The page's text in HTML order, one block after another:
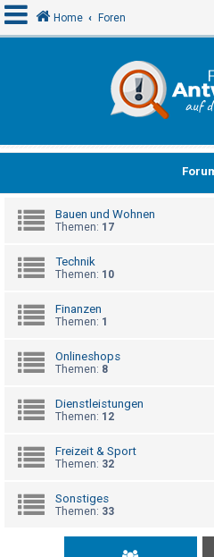
e
e
R
e
g
i
t
i
r
e
Home Foren
Bauen und Wohnen
Themen: 17
Technik
Themen: 10
Finanzen
Themen: 1
Onlineshops
Themen: 8
Dienstleistungen
Themen: 12
Freizeit & Sport
Themen: 32
Sonstiges
Themen: 33